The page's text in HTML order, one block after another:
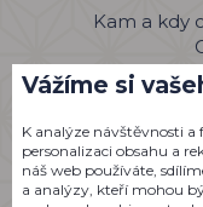
Kam a kdy
Stačí snídaně,
Zvláštní
Vaše jméno a
Vážíme si
K analýze návštěvnosti a
personalizaci obsahu a
náš web používáte,
a analýzy, kteří mohou